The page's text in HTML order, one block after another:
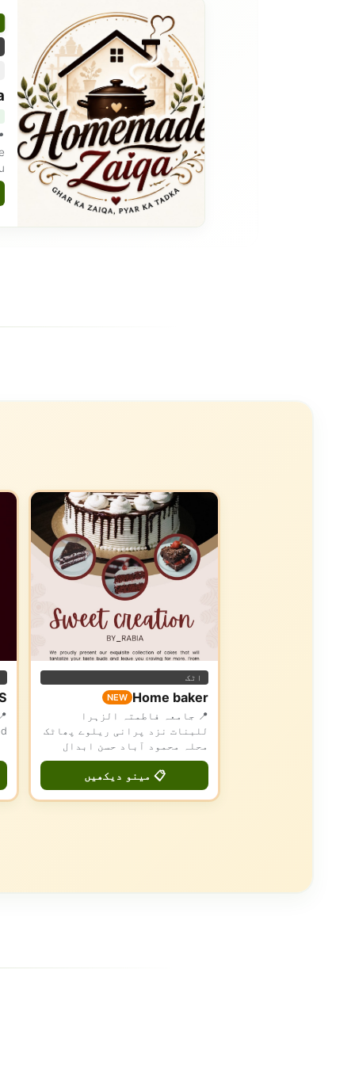
اٹک
Home baker
NEW
📍 جامعہ فاطمتہ الزہرا
للبنات نزد پرانی ریلوے پھاٹک
محلہ محمود آباد حسن ابدال
📋 مینو دیکھیں